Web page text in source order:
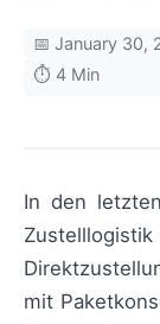
📅 January 30,
⏱️ 4 Min
In den
mit